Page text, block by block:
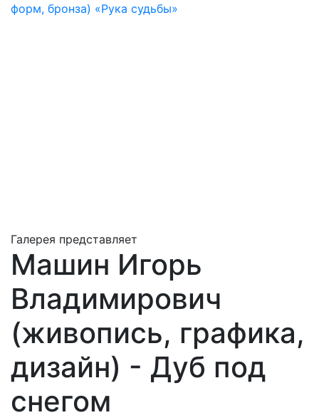
форм, бронза) «Рука судьбы»
Галерея представляет
Машин Игорь
Владимирович
(живопись, графика,
дизайн) - Дуб под
снегом